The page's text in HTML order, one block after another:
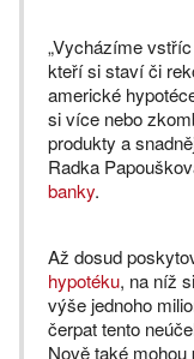
„Vycházíme
kteří si staví či
americké
si více nebo
produkty a
Radka
banky.
Až dosud
hypotéku, na níž
výše jednoho
čerpat tento
Nově také